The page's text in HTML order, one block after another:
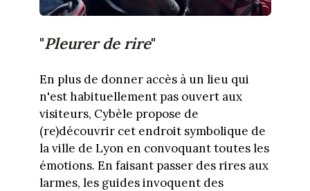
"Pleurer de rire"
En plus de donner accès à un lieu qui
n'est habituellement pas ouvert aux
visiteurs, Cybèle propose de
(re)découvrir cet endroit symbolique de
la ville de Lyon en convoquant toutes les
émotions. En faisant passer des rires aux
larmes, les guides invoquent des